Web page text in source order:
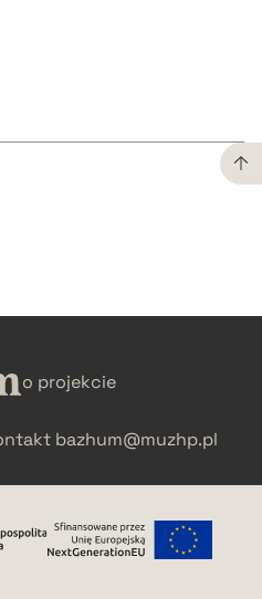
o projekcie
bazhum@muzhp.pl